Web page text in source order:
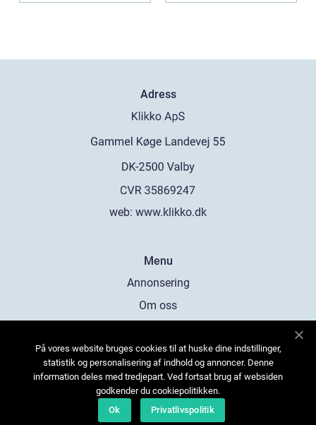
Adress
web: www.klikko.dk
Menu
Annonsering
Om oss
Kontakta oss
Sitemap
På vores website bruges cookies til at huske dine indstillinger,
statistik og personalisering af indhold og annoncer. Denne
information deles med tredjepart. Ved fortsat brug af websiden
godkender du cookiepolitikken.
Ok
Privatlivspolitik